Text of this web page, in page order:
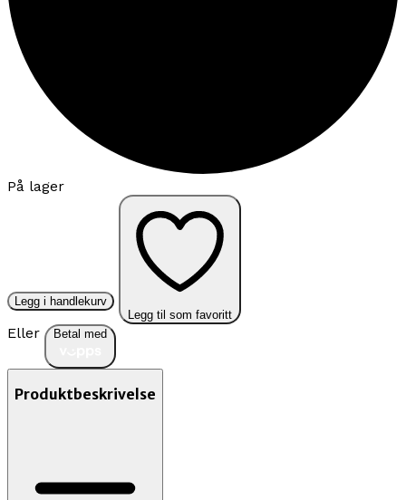
På lager
Legg i handlekurv
Legg til som favoritt
Eller Betal med
Produktbeskrivelse